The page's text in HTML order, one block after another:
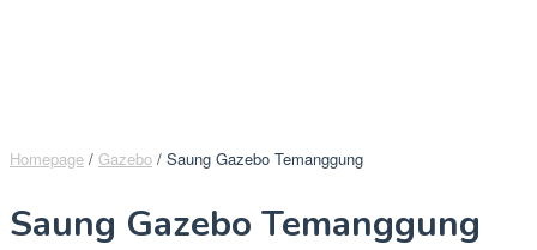
Homepage / Gazebo / Saung Gazebo Temanggung
Saung Gazebo Temanggung